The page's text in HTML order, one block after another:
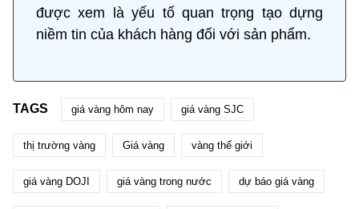
được xem là yếu tố quan trọng tạo dựng
niềm tin của khách hàng đối với sản phẩm.
TAGS giá vàng hôm nay giá vàng SJC
thị trường vàng Giá vàng vàng thế giới
giá vàng DOJI giá vàng trong nước dự báo giá vàng